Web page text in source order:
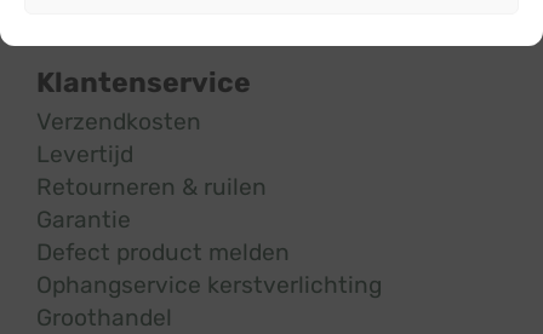
Klantenservice
Verzendkosten
Levertijd
Retourneren & ruilen
Garantie
Defect product melden
Ophangservice kerstverlichting
Groothandel